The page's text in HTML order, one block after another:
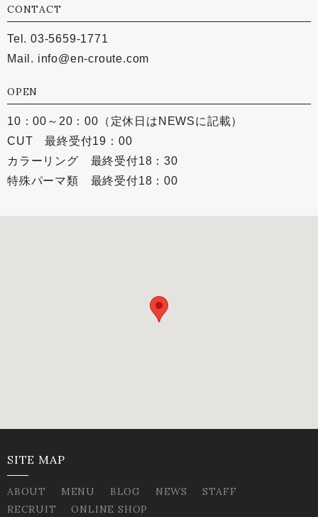
CONTACT
Tel. 03-5659-1771
Mail. info@en-croute.com
OPEN
10：00～20：00（定休日はNEWSに記載）
CUT 最終受付19：00
カラーリング 最終受付18：30
特殊パーマ類 最終受付18：00
SITE MAP
ABOUT MENU BLOG NEWS
STAFF
RECRUIT
ONLINE SHOP